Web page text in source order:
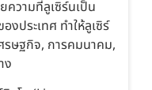
ความที่ลูเซิร์นเป็น
งประเทศ ทำให้ลูเซิร์
รษฐกิจ, การคมนาคม,
ง